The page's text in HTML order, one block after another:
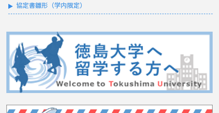
協定書雛形（学内限定）